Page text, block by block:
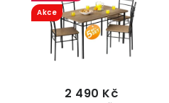
Akce
2 490 Kč